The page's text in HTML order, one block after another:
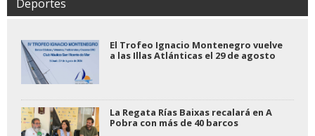
Deportes
El Trofeo Ignacio Montenegro vuelve
a las Illas Atlánticas el 29 de agosto
La Regata Rías Baixas recalará en A
Pobra con más de 40 barcos